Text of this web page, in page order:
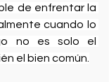
de enfrentar la
cuando lo
no es solo el
el bien común.